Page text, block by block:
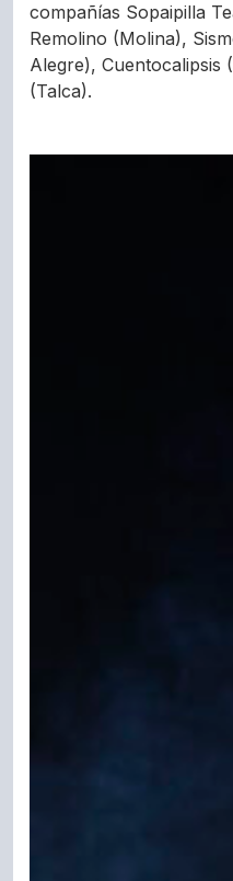
compañías Sopaipilla
Remolino (Molina),
Alegre), Cuentocalipsis
(Talca).